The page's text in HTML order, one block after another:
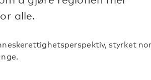
alle.
styrket